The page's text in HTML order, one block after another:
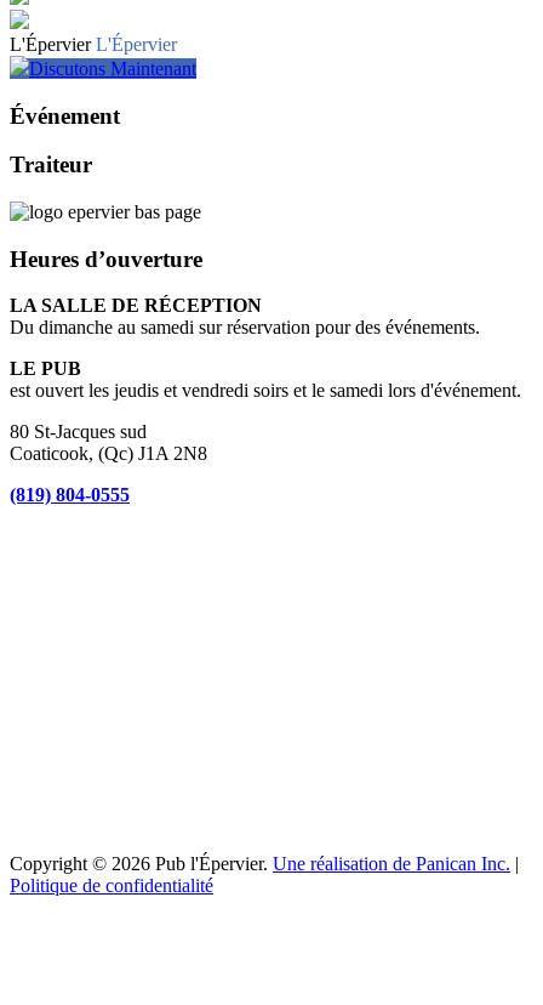
L'Épervier L'Épervier
Discutons Maintenant
Événement
Traiteur
Heures d’ouverture
LA SALLE DE RÉCEPTION
Du dimanche au samedi sur réservation pour des événements.
LE PUB
est ouvert les jeudis et vendredi soirs et le samedi lors d'événement.
80 St-Jacques sud
Coaticook, (Qc) J1A 2N8
(819) 804-0555
Copyright © 2026 Pub l'Épervier. Une réalisation de Panican Inc. |
Politique de confidentialité